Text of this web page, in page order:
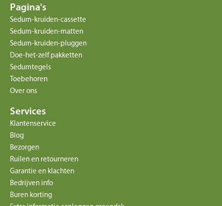
Pagina's
Sedum-kruiden-cassette
Sedum-kruiden-matten
Sedum-kruiden-pluggen
Doe-het-zelf pakketten
Sedumtegels
Toebehoren
Over ons
Services
Klantenservice
Blog
Bezorgen
Ruilen en retourneren
Garantie en klachten
Bedrijven info
Buren korting